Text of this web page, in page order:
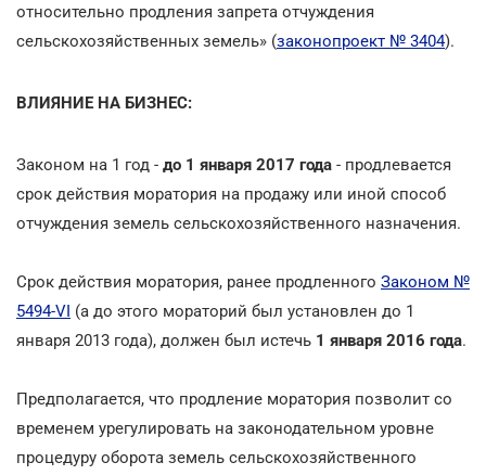
относительно продления запрета отчуждения
сельскохозяйственных земель» (законопроект № 3404).
ВЛИЯНИЕ НА БИЗНЕС:
Законом на 1 год - до 1 января 2017 года - продлевается
срок действия моратория на продажу или иной способ
отчуждения земель сельскохозяйственного назначения.
Срок действия моратория, ранее продленного Законом №
5494-VI (а до этого мораторий был установлен до 1
января 2013 года), должен был истечь 1 января 2016 года.
Предполагается, что продление моратория позволит со
временем урегулировать на законодательном уровне
процедуру оборота земель сельскохозяйственного